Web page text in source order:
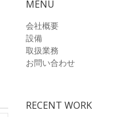
MENU
会社概要
設備
取扱業務
お問い合わせ
RECENT WORK